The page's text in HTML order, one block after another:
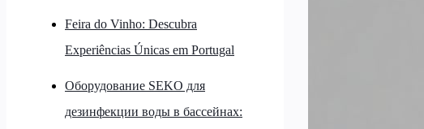
Feira do Vinho: Descubra
Experiências Únicas em Portugal
Оборудование SEKO для
дезинфекции воды в бассейнах: